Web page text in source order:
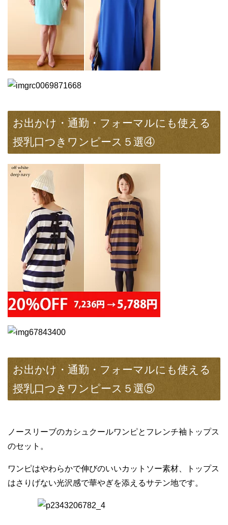
お出かけ・通勤・フォーマルにも使える
授乳口つきワンピース５選④
お出かけ・通勤・フォーマルにも使える
授乳口つきワンピース５選⑤
ノースリーブのカシュクールワンピとフレンチ袖トップス
のセット。
ワンピはやわらかで伸びのいいカットソー素材、トップス
はさりげない光沢感で華やぎを添えるサテン地です。